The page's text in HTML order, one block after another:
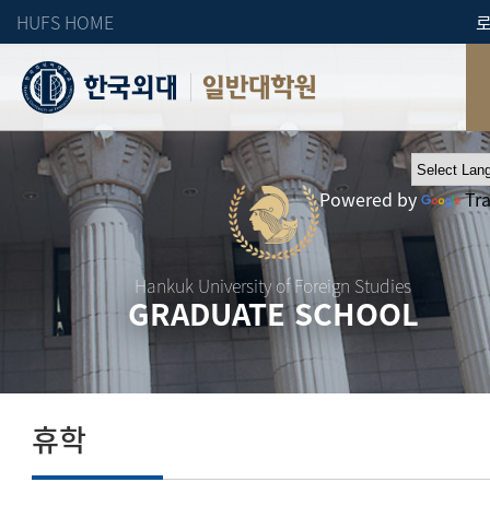
HUFS HOME
일반대학원
Hankuk University of Foreign Studies
GRADUATE SCHOOL
Powered by
휴학